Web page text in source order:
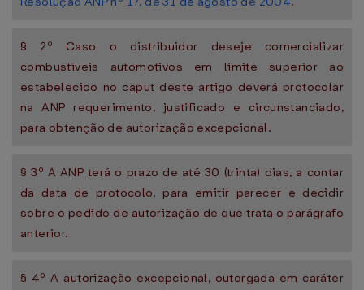
§ 2º Caso o distribuidor deseje comercializar
combustíveis automotivos em limite superior ao
estabelecido no caput deste artigo deverá protocolar
na ANP requerimento, justificado e circunstanciado,
para obtenção de autorização excepcional.
§ 3º A ANP terá o prazo de até 30 (trinta) dias, a contar
da data de protocolo, para emitir parecer e decidir
sobre o pedido de autorização de que trata o parágrafo
anterior.
§ 4º A autorização excepcional, outorgada em caráter